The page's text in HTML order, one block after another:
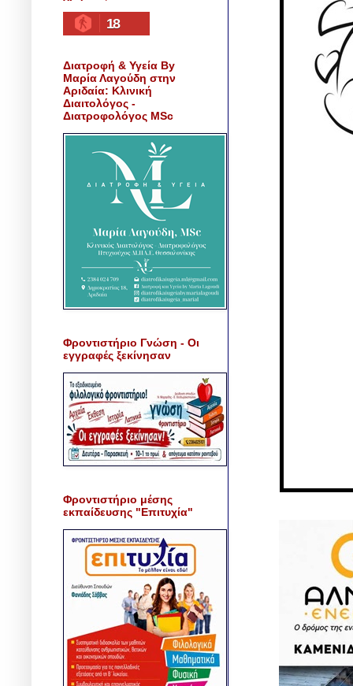
18
Διατροφή & Υγεία By
Μαρία Λαγούδη στην
Αριδαία: Κλινική
Διαιτολόγος -
Διατροφολόγος MSc
Φροντιστήριο Γνώση - Οι
εγγραφές ξεκίνησαν
Φροντιστήριο μέσης
εκπαίδευσης "Επιτυχία"